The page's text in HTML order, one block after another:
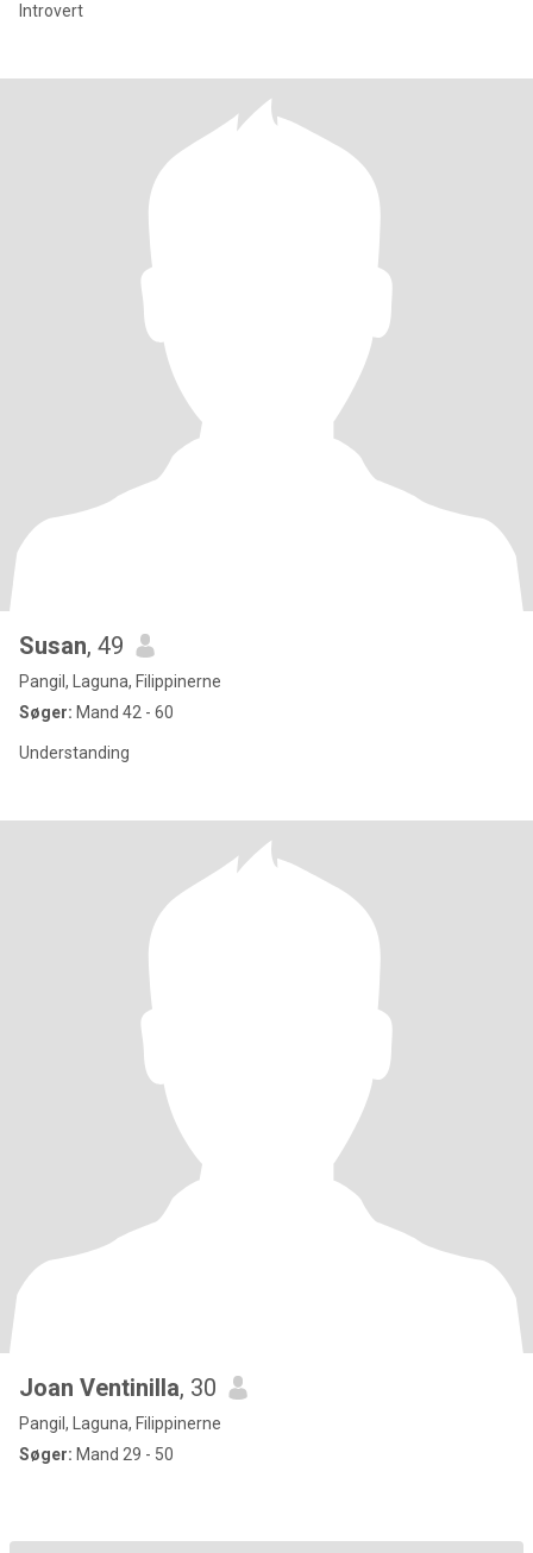
Introvert
Susan, 49
Pangil, Laguna, Filippinerne
Søger: Mand 42 - 60
Understanding
Joan Ventinilla, 30
Pangil, Laguna, Filippinerne
Søger: Mand 29 - 50